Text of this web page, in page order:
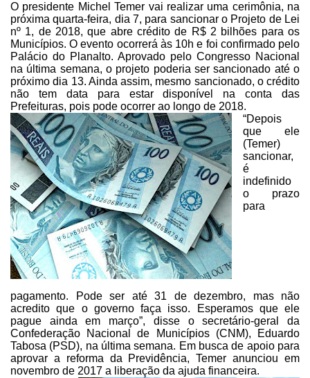
O presidente Michel Temer vai realizar uma cerimônia, na
próxima quarta-feira, dia 7, para sancionar o Projeto de Lei
nº 1, de 2018, que abrecrédito de R$ 2 bilhões para os
Municípios. O evento ocorrerá às 10h e foi confirmado pelo
Palácio do Planalto. Aprovado pelo Congresso Nacional
na última semana, o projeto poderia ser sancionado até o
próximo dia 13. Ainda assim, mesmo sancionado, o crédito
não tem data para estar disponível na conta das
Prefeituras, pois pode ocorrer ao longo de 2018.
“Depois
que ele
(Temer)
sancionar,
é
indefinido
o prazo
para
pagamento. Pode ser até 31 de dezembro, mas não
acredito que o governo faça isso. Esperamos que ele
pague ainda em março”, disse o secretário-geral da
Confederação Nacional de Municípios (CNM), Eduardo
Tabosa (PSD), na última semana. Em busca de apoio para
aprovar a reforma da Previdência, Temer anunciou em
novembro de 2017 a liberação da ajuda financeira.